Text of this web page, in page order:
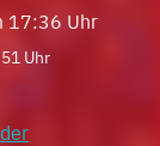
17:36 Uhr
Uhr